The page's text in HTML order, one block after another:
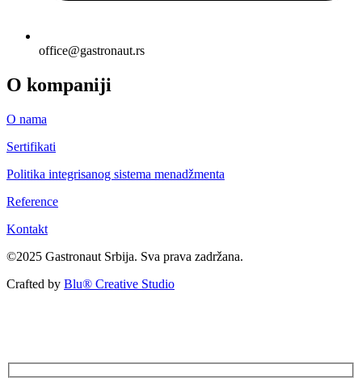
office@gastronaut.rs
O kompaniji
O nama
Sertifikati
Politika integrisanog sistema menadžmenta
Reference
Kontakt
©2025 Gastronaut Srbija. Sva prava zadržana.
Crafted by Blu® Creative Studio